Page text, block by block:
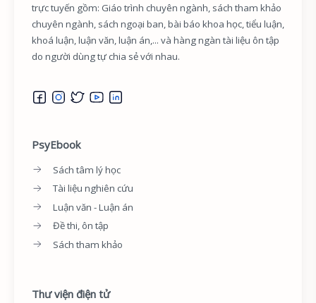
trực tuyến gồm: Giáo trình chuyên ngành, sách tham khảo
chuyên ngành, sách ngoại ban, bài báo khoa học, tiểu luận,
khoá luận, luận văn, luận án,... và hàng ngàn tài liệu ôn tập
do người dùng tự chia sẻ với nhau.
PsyEbook
Sách tâm lý học
Tài liệu nghiên cứu
Luận văn - Luận án
Đề thi, ôn tập
Sách tham khảo
Thư viện điện tử